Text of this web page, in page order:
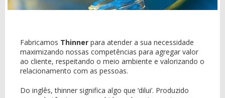
Fabricamos Thinner para atender a sua necessidade
maximizando nossas competências para agregar valor
ao cliente, respeitando o meio ambiente e valorizando o
relacionamento com as pessoas.
Do inglês, thinner significa algo que ‘dilui’. Produzido